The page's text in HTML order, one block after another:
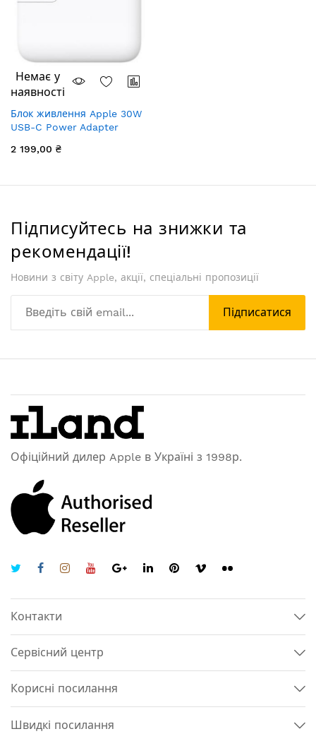
Немає у
наявності
Блок живлення Apple 30W
USB-C Power Adapter
2 199,00 ₴
Підписуйтесь на знижки та
рекомендації!
Новини з світу Apple, акції, спеціальні пропозиції
Підписатися
Офіційний дилер Apple в Україні з 1998р.
Контакти
Сервісний центр
Корисні посилання
Швидкі посилання